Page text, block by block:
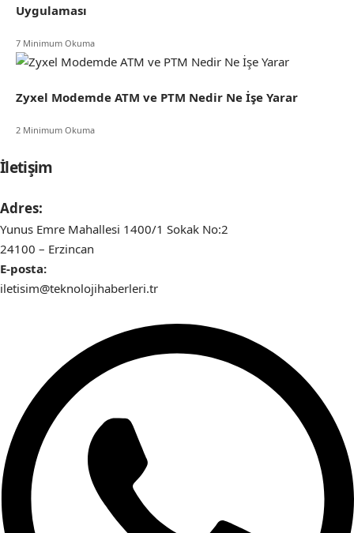
Uygulaması
7 Minimum Okuma
​​Zyxel Modemde ATM ve PTM Nedir Ne İşe Yarar
2 Minimum Okuma
İletişim
Adres:
Yunus Emre Mahallesi 1400/1 Sokak No:2
24100 – Erzincan
E-posta:
iletisim@teknolojihaberleri.tr